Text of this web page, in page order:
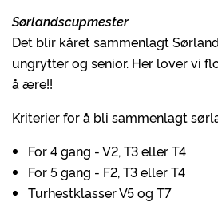
Sørlandscupmester
Det blir kåret sammenlagt
ungrytter og senior. Her lover vi
å ære!!
Kriterier for å bli sammenlagt
For 4 gang - V2, T3 eller T4
For 5 gang - F2, T3 eller T4
Turhestklasser V5 og T7